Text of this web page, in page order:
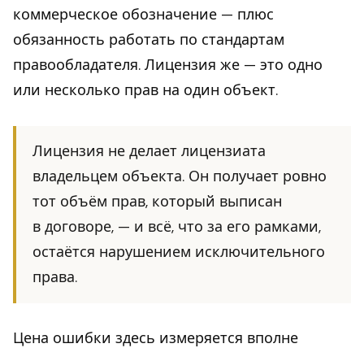
коммерческое обозначение — плюс
обязанность работать по стандартам
правообладателя. Лицензия же — это одно
или несколько прав на один объект.
Лицензия не делает лицензиата
владельцем объекта. Он получает ровно
тот объём прав, который выписан
в договоре, — и всё, что за его рамками,
остаётся нарушением исключительного
права.
Цена ошибки здесь измеряется вполне